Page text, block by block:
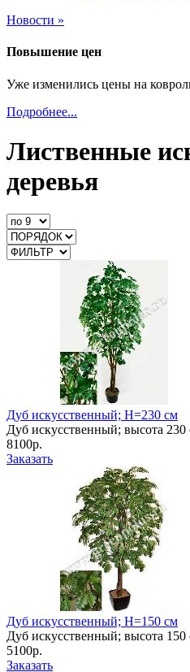
Новости »
Повышение цен
Уже изменились цены на
Подробнее...
Лиственные
деревья
Дуб искусственный; Н=230 см
Дуб искусственный; высота 230
8100р.
Заказать
Дуб искусственный; Н=150 см
Дуб искусственный; высота 150
5100р.
Заказать